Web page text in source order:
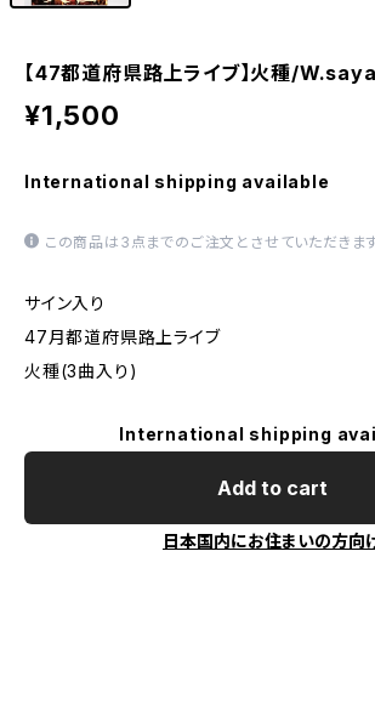
【47都道府県路上ライブ】火種/
¥1,500
International shipping available
この商品は3点までのご注文とさせていただきます
サイン入り
47月都道府県路上ライブ
火種(3曲入り)
International shipping
Add to cart
日本国内にお住まいの方向